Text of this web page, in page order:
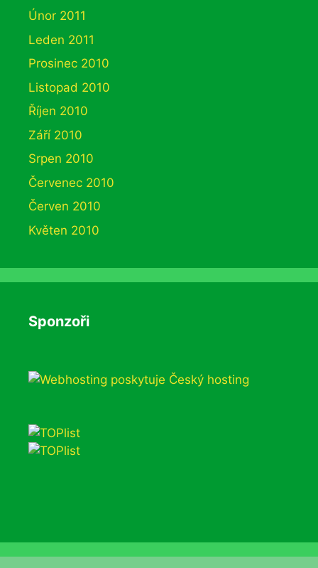
Únor 2011
Leden 2011
Prosinec 2010
Listopad 2010
Říjen 2010
Září 2010
Srpen 2010
Červenec 2010
Červen 2010
Květen 2010
Sponzoři